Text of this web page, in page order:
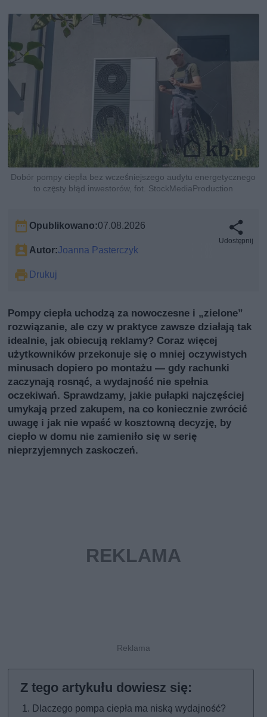
Dobór pompy ciepła bez wcześniejszego audytu energetycznego
to częsty błąd inwestorów, fot. StockMediaProduction
Opublikowano:07.08.2026
Autor:Joanna Pasterczyk
Drukuj
Udostępnij
Pompy ciepła uchodzą za nowoczesne i „zielone”
rozwiązanie, ale czy w praktyce zawsze działają tak
idealnie, jak obiecują reklamy? Coraz więcej
użytkowników przekonuje się o mniej oczywistych
minusach dopiero po montażu — gdy rachunki
zaczynają rosnąć, a wydajność nie spełnia
oczekiwań. Sprawdzamy, jakie pułapki najczęściej
umykają przed zakupem, na co koniecznie zwrócić
uwagę i jak nie wpaść w kosztowną decyzję, by
ciepło w domu nie zamieniło się w serię
nieprzyjemnych zaskoczeń.
Dlaczego pompa ciepła ma niską wydajność?